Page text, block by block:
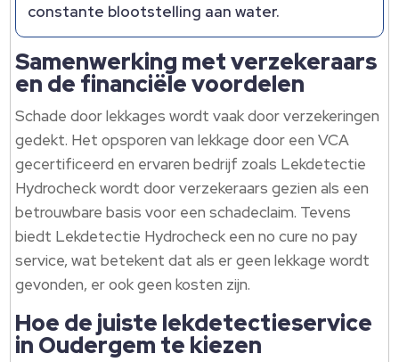
constante blootstelling aan water.
Samenwerking met verzekeraars
en de financiële voordelen
Schade door lekkages wordt vaak door verzekeringen
gedekt. Het opsporen van lekkage door een VCA
gecertificeerd en ervaren bedrijf zoals Lekdetectie
Hydrocheck wordt door verzekeraars gezien als een
betrouwbare basis voor een schadeclaim. Tevens
biedt Lekdetectie Hydrocheck een no cure no pay
service, wat betekent dat als er geen lekkage wordt
gevonden, er ook geen kosten zijn.
Hoe de juiste lekdetectieservice
in Oudergem te kiezen